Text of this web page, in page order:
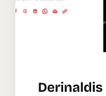
Derinaldis